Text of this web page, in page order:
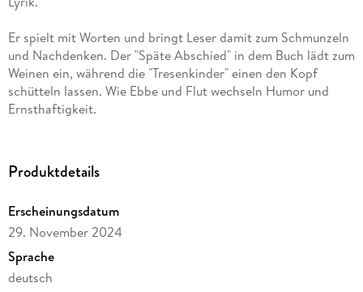
Er spielt mit Worten und bringt Leser damit zum Schmunzeln
und Nachdenken. Der "Späte Abschied" in dem Buch lädt zum
Weinen ein, während die "Tresenkinder" einen den Kopf
schütteln lassen. Wie Ebbe und Flut wechseln Humor und
Ernsthaftigkeit.
Produktdetails
Erscheinungsdatum
29. November 2024
Sprache
deutsch